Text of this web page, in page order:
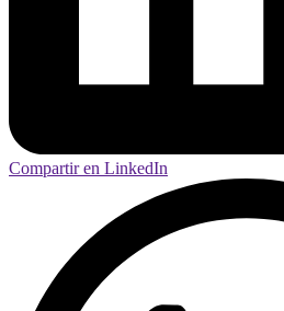
Compartir en LinkedIn